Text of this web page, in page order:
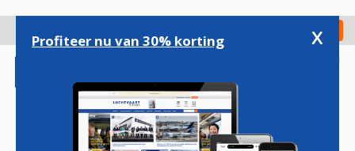
gaan
Check in
Profiteer nu van 30% korting x